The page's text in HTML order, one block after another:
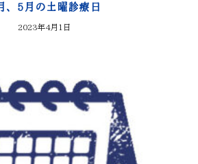
、5月の土曜診療日
2023年4月1日